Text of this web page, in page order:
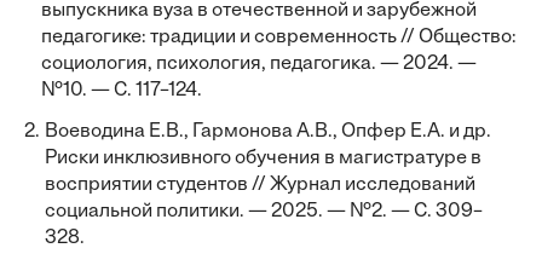
выпускника вуза в отечественной и зарубежной
педагогике: традиции и современность // Общество:
социология, психология, педагогика. — 2024. —
№10. — С. 117–124.
2. Воеводина Е.В., Гармонова А.В., Опфер Е.А. и др.
Риски инклюзивного обучения в магистратуре в
восприятии студентов // Журнал исследований
социальной политики. — 2025. — №2. — С. 309–
328.